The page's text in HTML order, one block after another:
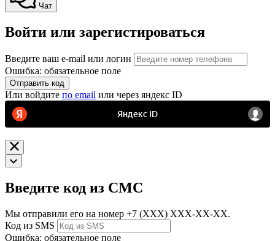
Чат
Войти или зарегистироваться
Введите ваш e-mail или логин
Ошибка: обязательное поле
Отправить код
Или войдите по email или через яндекс ID
Введите код из СМС
Мы отправили его на номер +7 (ХХХ) ХХХ-ХХ-ХХ.
Код из SMS
Ошибка: обязательное поле